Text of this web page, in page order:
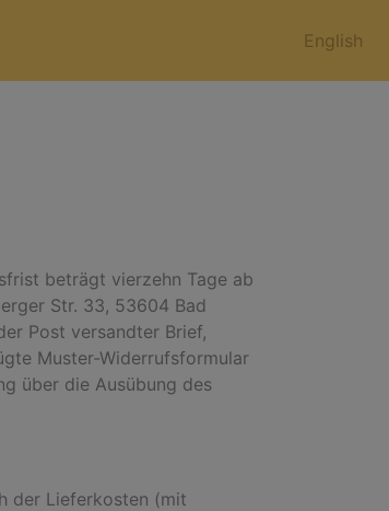
English
beträgt vierzehn Tage ab
Str. 33, 53604 Bad
Post versandter Brief,
Muster-Widerrufsformular
über die Ausübung des
der Lieferkosten (mit